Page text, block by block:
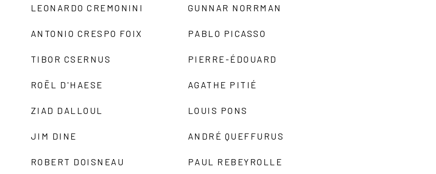
LEONARDO CREMONINI
ANTONIO CRESPO FOIX
TIBOR CSERNUS
ROËL D'HAESE
ZIAD DALLOUL
JIM DINE
ROBERT DOISNEAU
GUNNAR NORRMAN
PABLO PICASSO
PIERRE-ÉDOUARD
AGATHE PITIÉ
LOUIS PONS
ANDRÉ QUEFFURUS
PAUL REBEYROLLE